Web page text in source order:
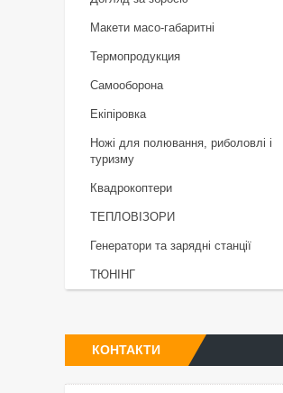
Макети масо-габаритні
Термопродукция
Самооборона
Екіпіровка
Ножі для полювання, риболовлі і
туризму
Квадрокоптери
ТЕПЛОВІЗОРИ
Генератори та зарядні станції
ТЮНІНГ
КОНТАКТИ